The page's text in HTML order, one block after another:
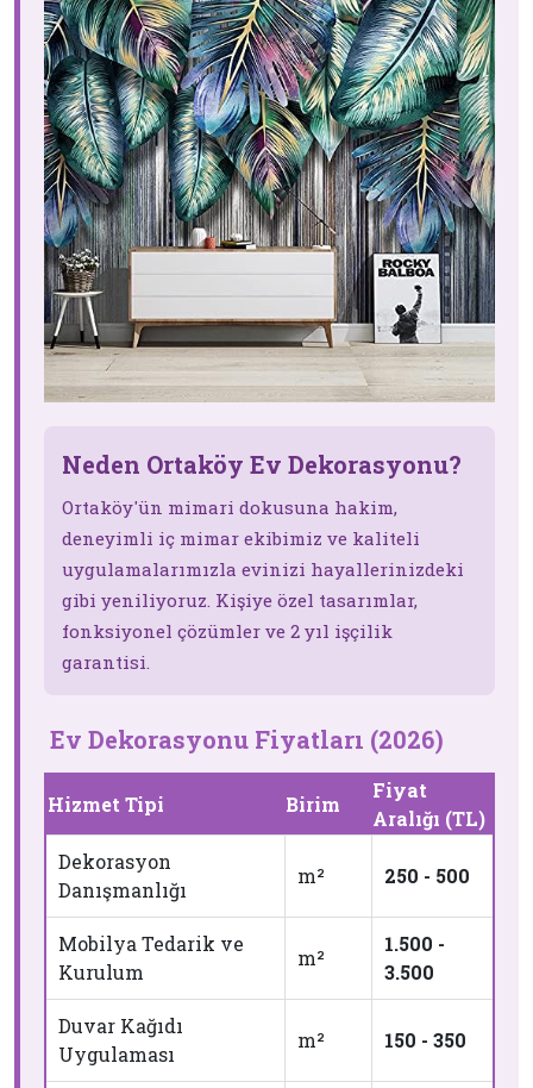
Neden Ortaköy Ev Dekorasyonu?
Ortaköy'ün mimari dokusuna hakim,
deneyimli iç mimar ekibimiz ve kaliteli
uygulamalarımızla evinizi hayallerinizdeki
gibi yeniliyoruz. Kişiye özel tasarımlar,
fonksiyonel çözümler ve 2 yıl işçilik
garantisi.
Ev Dekorasyonu Fiyatları (2026)
Hizmet Tipi Birim
Fiyat
Aralığı (TL)
Dekorasyon
Danışmanlığı
m² 250 - 500
Mobilya Tedarik ve
Kurulum
m²
1.500 -
3.500
Duvar Kağıdı
Uygulaması
m² 150 - 350